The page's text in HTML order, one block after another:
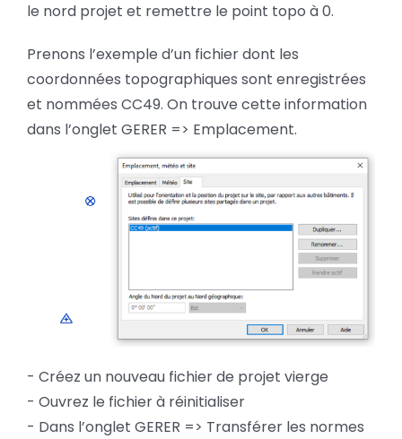
le nord projet et remettre le point topo à 0.
Prenons l’exemple d’un fichier dont les
coordonnées topographiques sont enregistrées
et nommées CC49. On trouve cette information
dans l’onglet GERER => Emplacement.
- Créez un nouveau fichier de projet vierge
- Ouvrez le fichier à réinitialiser
- Dans l’onglet GERER => Transférer les normes